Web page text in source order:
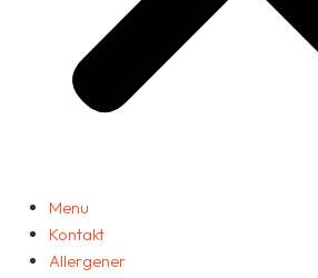
Menu
Kontakt
Allergener